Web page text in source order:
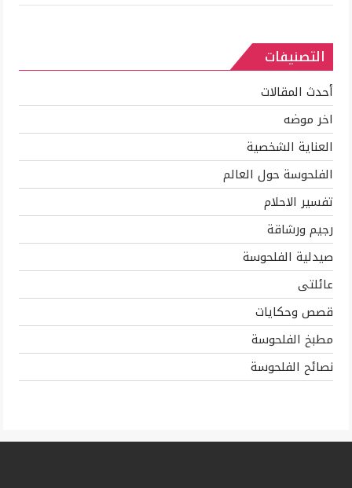
التصنيفات
أحدث المقالات
اخر موضه
العناية الشخصية
الفلحوسة حول العالم
تفسير الاحلام
رجيم ورشاقة
صيدلية الفلحوسة
عائلتى
قصص وحكايات
مطبخ الفلحوسة
نصائح الفلحوسة